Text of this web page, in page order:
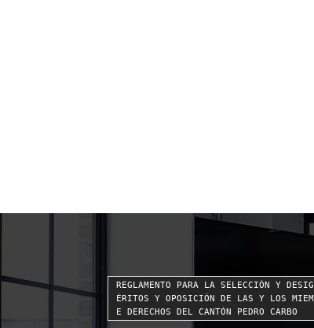
REGLAMENTO PARA LA SELECCIÓN Y
ÉRITOS Y OPOSICIÓN DE LAS Y LOS
E DERECHOS DEL CANTÓN PEDRO CARBO